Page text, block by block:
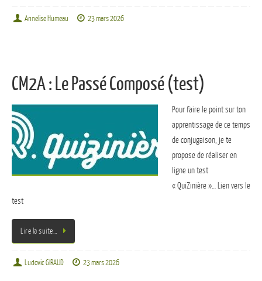
Annelise Humeau 23 mars 2026
CM2A : Le Passé Composé (test)
Pour faire le point sur ton
apprentissage de ce temps
de conjugaison, je te
propose de réaliser en
ligne un test
« QuiZinière »… Lien vers le
test
Lire la suite…
Ludovic GIRAUD 23 mars 2026